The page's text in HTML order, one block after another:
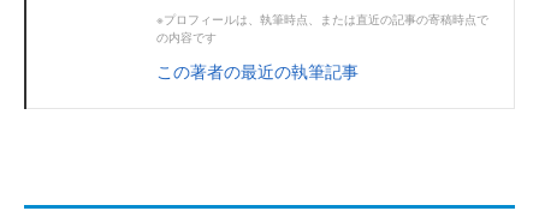
※プロフィールは、執筆時点、または直近の記事の寄稿時点で
の内容です
この著者の最近の執筆記事